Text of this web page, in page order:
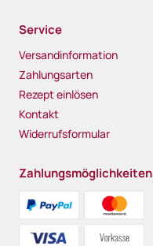
Service
Versandinformation
Zahlungsarten
Rezept einlösen
Kontakt
Widerrufsformular
Zahlungsmöglichkeiten